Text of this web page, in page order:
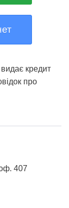
кредит
про
407